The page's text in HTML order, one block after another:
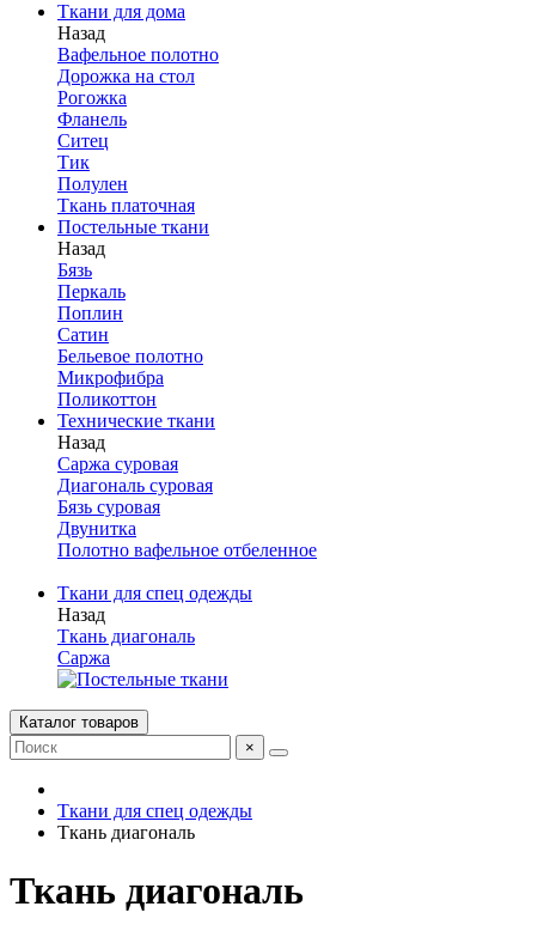
Ткани для дома
Назад
Вафельное полотно
Дорожка на стол
Рогожка
Фланель
Ситец
Тик
Полулен
Ткань платочная
Постельные ткани
Назад
Бязь
Перкаль
Поплин
Сатин
Бельевое полотно
Микрофибра
Поликоттон
Технические ткани
Назад
Саржа суровая
Диагональ суровая
Бязь суровая
Двунитка
Полотно вафельное отбеленное
Ткани для спец одежды
Назад
Ткань диагональ
Саржа
Каталог товаров
×
Ткани для спец одежды
Ткань диагональ
Ткань диагональ